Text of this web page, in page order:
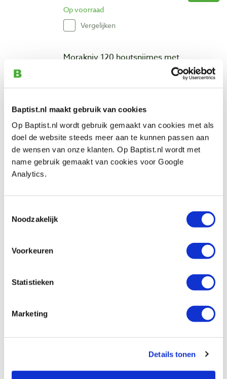
Baptist.nl maakt gebruik van cookies
Op Baptist.nl wordt gebruik gemaakt van cookies met als
doel de website steeds meer aan te kunnen passen aan
de wensen van onze klanten. Op Baptist.nl wordt met
name gebruik gemaakt van cookies voor Google
Analytics.
Noodzakelijk
Voorkeuren
Statistieken
Marketing
Details tonen
Op voorraad
Vergelijken
Morakniv 120 houtsnijmes met
€ 26,53 excl. btw
Op voorraad
Vergelijken
Morakniv 162 lepelmes met lederen